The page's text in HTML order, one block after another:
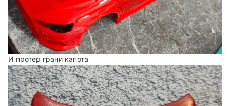
И протер грани капота